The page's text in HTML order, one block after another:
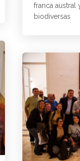
franca austral
biodiversas